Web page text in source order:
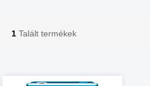
1 Talált termékek